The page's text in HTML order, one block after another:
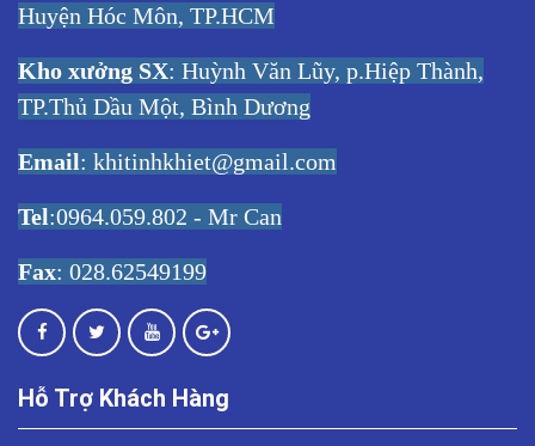
Huyện Hóc Môn, TP.HCM
Kho xưởng SX: Huỳnh Văn Lũy, p.Hiệp Thành,
TP.Thủ Dầu Một, Bình Dương
Email: khitinhkhiet@gmail.com
Tel:0964.059.802 - Mr Can
Fax: 028.62549199
Hỗ Trợ Khách Hàng